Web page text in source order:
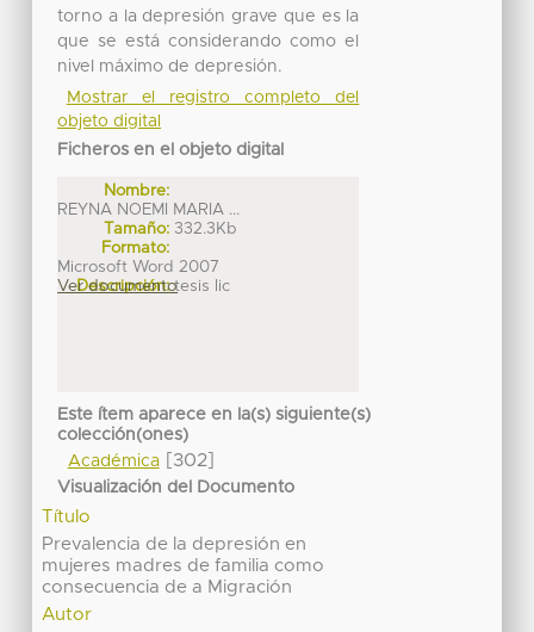
torno a la depresión grave que es la
que se está considerando como el
nivel máximo de depresión.
Mostrar el registro completo del
objeto digital
Ficheros en el objeto digital
Nombre:
REYNA NOEMI MARIA ...
Tamaño: 332.3Kb
Formato:
Microsoft Word 2007
Descripción: tesis lic
Ver documento
Este ítem aparece en la(s) siguiente(s)
colección(ones)
Académica[302]
Visualización del Documento
Título
Prevalencia de la depresión en
mujeres madres de familia como
consecuencia de a Migración
Autor